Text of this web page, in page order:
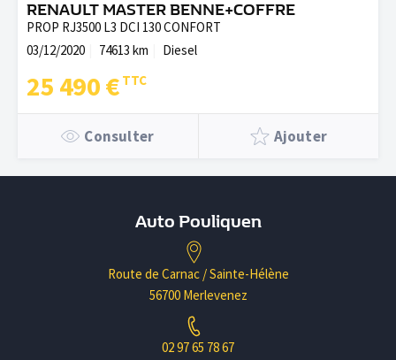
RENAULT MASTER BENNE+COFFRE
PROP RJ3500 L3 DCI 130 CONFORT
03/12/2020
74613 km Diesel
25 490 €
Consulter Ajouter
Auto Pouliquen
Route de Carnac / Sainte-Hélène
56700 Merlevenez
02 97 65 78 67